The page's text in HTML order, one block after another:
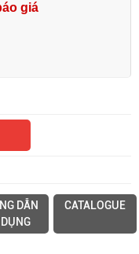
giá
DẪN
CATALOGUE